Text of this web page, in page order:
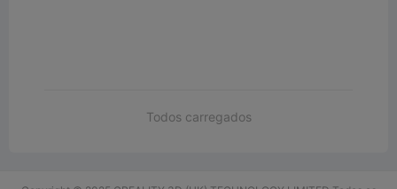
Todos carregados